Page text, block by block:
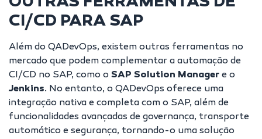
CI/CD PARA SAP
Além do QADevOps, existem outras ferramentas no
mercado que podem complementar a automação de
CI/CD no SAP, como o SAP Solution Manager e o
Jenkins. No entanto, o QADevOps oferece uma
integração nativa e completa com o SAP, além de
funcionalidades avançadas de governança, transporte
automático e segurança, tornando-o uma solução